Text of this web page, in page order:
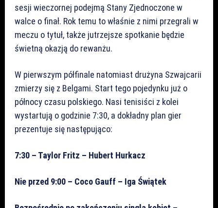
sesji wieczornej podejmą Stany Zjednoczone w
walce o finał. Rok temu to właśnie z nimi przegrali w
meczu o tytuł, także jutrzejsze spotkanie będzie
świetną okazją do rewanżu.
W pierwszym półfinale natomiast drużyna Szwajcarii
zmierzy się z Belgami. Start tego pojedynku już o
północy czasu polskiego. Nasi tenisiści z kolei
wystartują o godzinie 7:30, a dokładny plan gier
prezentuje się następująco:
7:30 – Taylor Fritz – Hubert Hurkacz
Nie przed 9:00 – Coco Gauff – Iga Świątek